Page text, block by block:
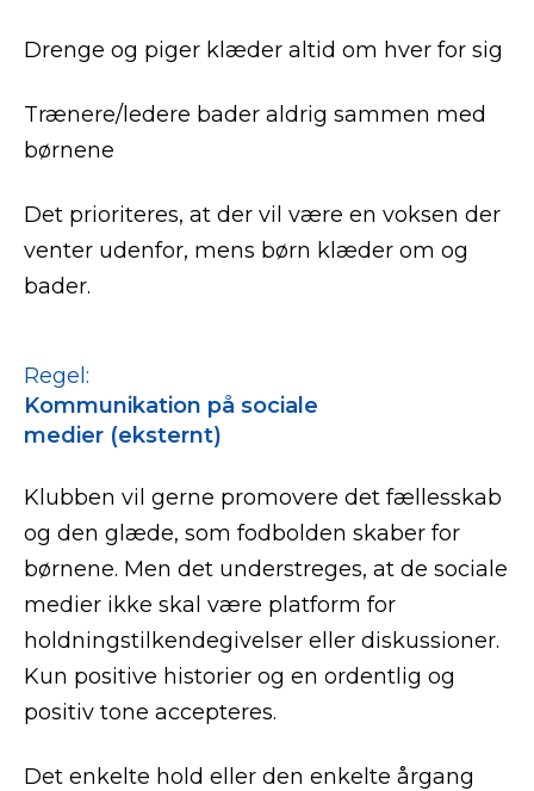
Drenge og piger klæder altid om hver for sig
Trænere/ledere bader aldrig sammen med
børnene
Det prioriteres, at der vil være en voksen der
venter udenfor, mens børn klæder om og
bader.
Regel:
Kommunikation på sociale
medier (eksternt)
Klubben vil gerne promovere det fællesskab
og den glæde, som fodbolden skaber for
børnene. Men det understreges, at de sociale
medier ikke skal være platform for
holdningstilkendegivelser eller diskussioner.
Kun positive historier og en ordentlig og
positiv tone accepteres.
Det enkelte hold eller den enkelte årgang